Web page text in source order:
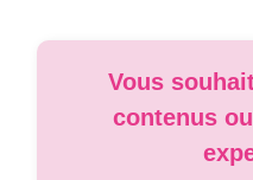
Vous
contenus